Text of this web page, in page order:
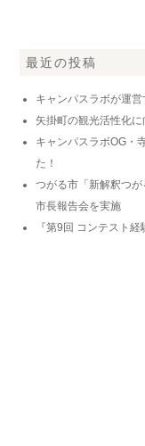
最近の投稿
キャンパスラボが運
矢掛町の観光活性化
キャンパスラボOG・
た！
つがる市「新解釈つ
市長報告会を実施
『第9回 コンテスト